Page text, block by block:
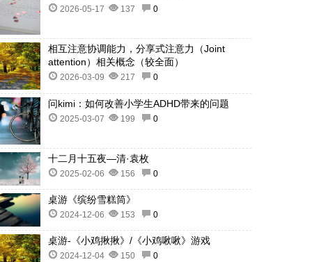
2026-05-17 137 0
相互注意协调能力，分享式注意力（Joint
attention）相关概念（较全面）
2026-03-09 217 0
问kimi：如何改善小学生ADHD带来的问题
2025-03-07 199 0
十二月十五夜—清·袁枚
2025-02-06 156 0
桌游《缤纷雪糕筒》
2024-12-06 153 0
桌游-《小鸡揪揪》/《小鸡啾啾》游戏
2024-12-04 150 0